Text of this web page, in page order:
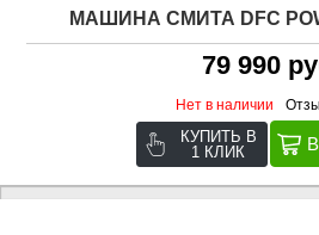
МАШИНА СМИТА DFC
79 990
Нет в наличии
КУПИТЬ В
1 КЛИК